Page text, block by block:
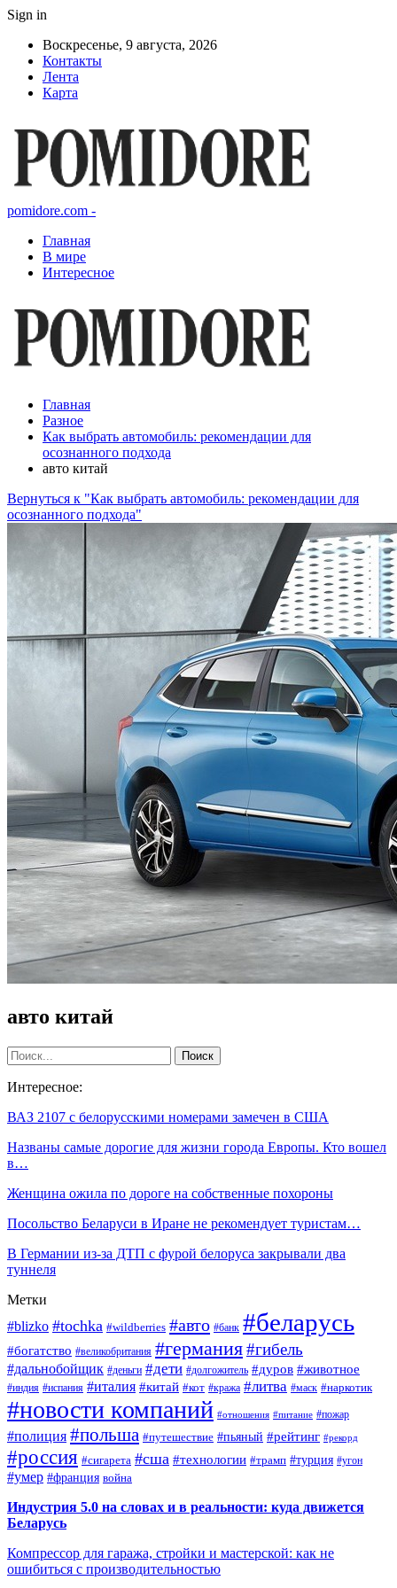
Sign in
Воскресенье, 9 августа, 2026
Контакты
Лента
Карта
pomidore.com -
Главная
В мире
Интересное
Главная
Разное
Как выбрать автомобиль: рекомендации для
осознанного подхода
авто китай
Вернуться к "Как выбрать автомобиль: рекомендации для
осознанного подхода"
авто китай
Интересное:
ВАЗ 2107 с белорусскими номерами замечен в США
Названы самые дорогие для жизни города Европы. Кто вошел
в…
Женщина ожила по дороге на собственные похороны
Посольство Беларуси в Иране не рекомендует туристам…
В Германии из-за ДТП с фурой белоруса закрывали два
туннеля
Метки
#blizko #tochka #wildberries #авто #банк #беларусь
#богатство #великобритания #германия#гибель
#дальнобойщик #деньги #дети #долгожитель #дуров #животное
#индия #испания #италия #китай #кот #кража #литва #маск #наркотик
#новости компаний #отношения #питание #пожар
#полиция #польша #путешествие #пьяный #рейтинг #рекорд
#россия #сигарета #сша #технологии #трамп #турция #угон
#умер #франция война
Индустрия 5.0 на словах и в реальности: куда движется
Беларусь
Компрессор для гаража, стройки и мастерской: как не
ошибиться с производительностью